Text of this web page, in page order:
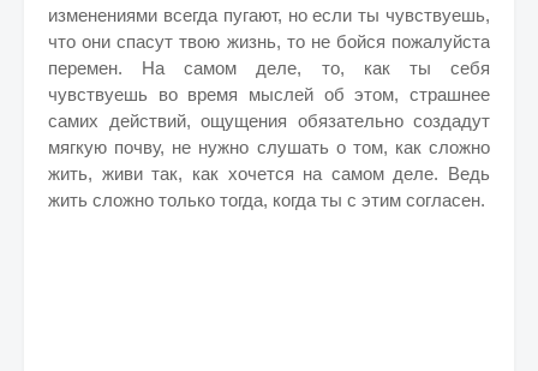
изменениями всегда пугают, но если ты чувствуешь,
что они спасут твою жизнь, то не бойся пожалуйста
перемен. На самом деле, то, как ты себя
чувствуешь во время мыслей об этом, страшнее
самих действий, ощущения обязательно создадут
мягкую почву, не нужно слушать о том, как сложно
жить, живи так, как хочется на самом деле. Ведь
жить сложно только тогда, когда ты с этим согласен.